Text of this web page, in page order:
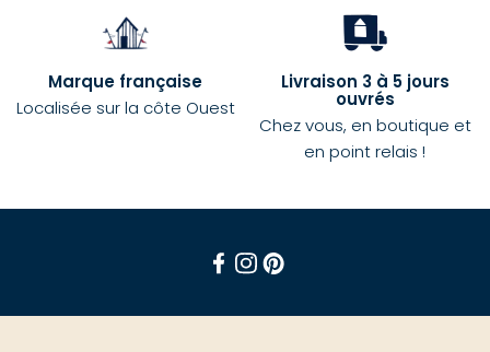
Marque française
Localisée sur la côte Ouest
Livraison 3 à 5 jours
ouvrés
Chez vous, en boutique et
en point relais !